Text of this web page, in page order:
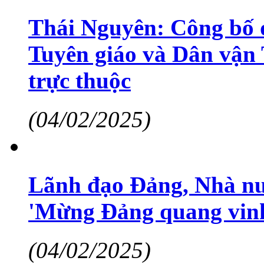
Thái Nguyên: Công
Tuyên giáo và Dân
trực thuộc
(04/02/2025)
Lãnh đạo Đảng, Nhà
'Mừng Đảng quang
(04/02/2025)